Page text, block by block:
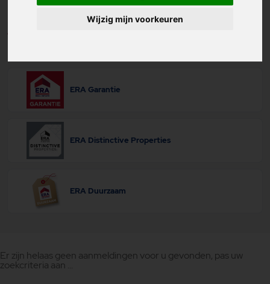
Wijzig mijn voorkeuren
ERA Garantie
ERA Distinctive Properties
ERA Duurzaam
Er zijn helaas geen aanmeldingen voor u gevonden, pas uw
zoekcriteria aan ...